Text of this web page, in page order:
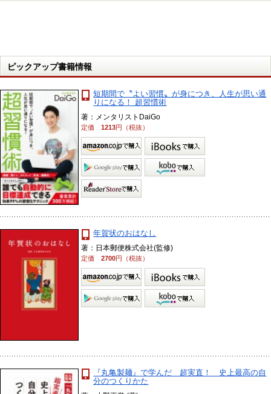
ピックアップ書籍情報
短期間で〝よい習慣〟が身につき、人生が思い通
りになる！ 超習慣術
著：メンタリストDaiGo
定価1213円（税抜）
年賀状のおはなし
著：日本郵便株式会社(監修)
定価2700円（税抜）
『丸亀製麺』で学んだ 超実直！ 史上最高の自
分のつくりかた